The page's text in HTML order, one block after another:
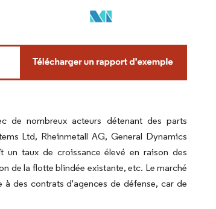
de nombreux acteurs détenant des parts
Ltd, Rheinmetall AG, General Dynamics
un taux de croissance élevé en raison des
de la flotte blindée existante, etc. Le marché
des contrats d'agences de défense, car de